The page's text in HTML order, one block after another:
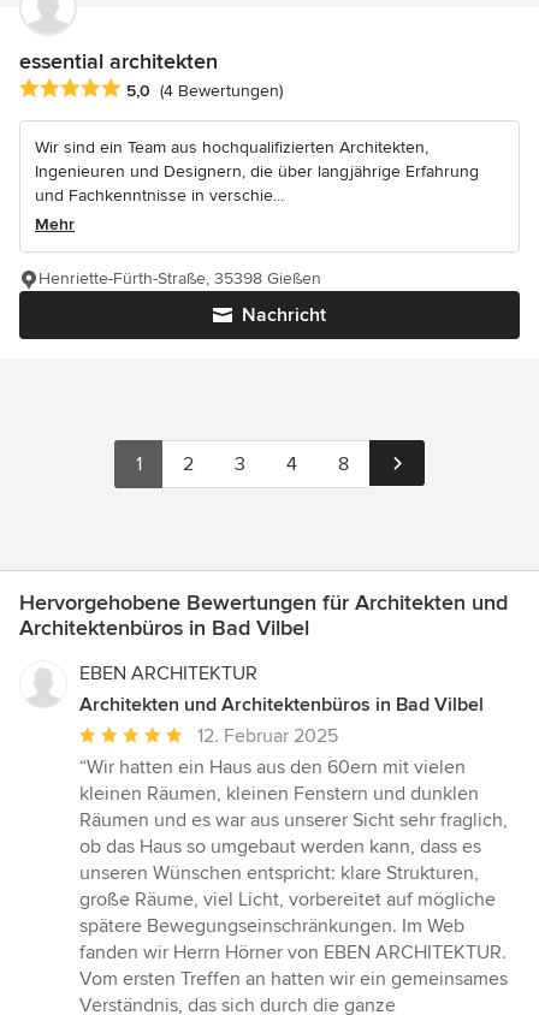
essential architekten
Durchschnittliche Bewertung: 5 von 5 Sternen
5,0 (4 Bewertungen)
Wir sind ein Team aus hochqualifizierten Architekten,
Ingenieuren und Designern, die über langjährige Erfahrung
und Fachkenntnisse in verschie...
Mehr
Nachricht
Henriette-Fürth-Straße, 35398 Gießen
1 2 3 4 8
Hervorgehobene Bewertungen für Architekten und
Architektenbüros in Bad Vilbel
EBEN ARCHITEKTUR
Architekten und Architektenbüros in Bad Vilbel
Durchschnittliche
Bewertung:
5
von
5
Sternen
12. Februar 2025
“Wir hatten ein Haus aus den 60ern mit vielen
kleinen Räumen, kleinen Fenstern und dunklen
Räumen und es war aus unserer Sicht sehr fraglich,
ob das Haus so umgebaut werden kann, dass es
unseren Wünschen entspricht: klare Strukturen,
große Räume, viel Licht, vorbereitet auf mögliche
spätere Bewegungseinschränkungen. Im Web
fanden wir Herrn Hörner von EBEN ARCHITEKTUR.
Vom ersten Treffen an hatten wir ein gemeinsames
Verständnis, das sich durch die ganze